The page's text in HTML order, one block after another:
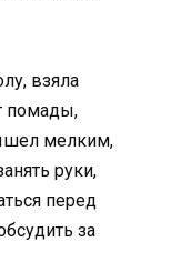
взяла
помады,
мелким,
руки,
перед
за